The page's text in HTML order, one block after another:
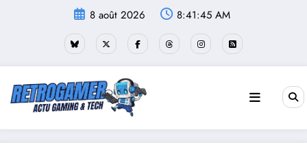
8 août 2026 8:41:45 AM